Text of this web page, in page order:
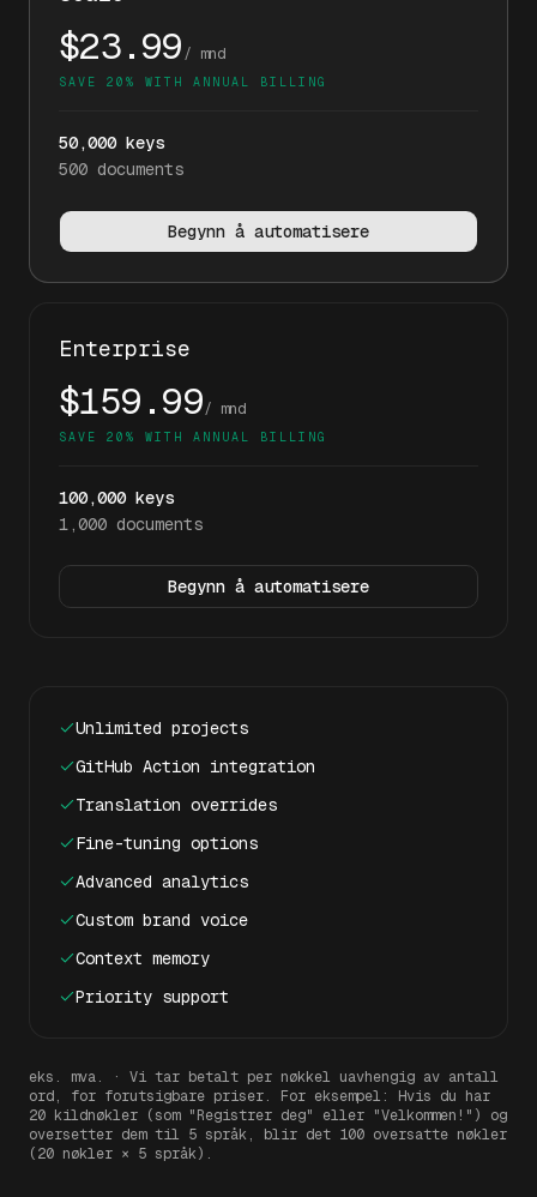
$23.99/ mnd
SAVE 20% WITH ANNUAL BILLING
50,000 keys
500 documents
Begynn å automatisere
Enterprise
$159.99/ mnd
SAVE 20% WITH ANNUAL BILLING
100,000 keys
1,000 documents
Begynn å automatisere
Unlimited projects
GitHub Action integration
Translation overrides
Fine-tuning options
Advanced analytics
Custom brand voice
Context memory
Priority support
eks. mva. · Vi tar betalt per nøkkel uavhengig av antall
ord, for forutsigbare priser. For eksempel: Hvis du har
20 kildnøkler (som "Registrer deg" eller "Velkommen!") og
oversetter dem til 5 språk, blir det 100 oversatte nøkler
(20 nøkler × 5 språk).